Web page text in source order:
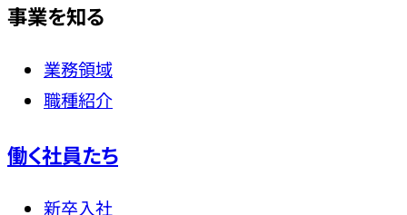
事業を知る
業務領域
職種紹介
働く社員たち
新卒入社